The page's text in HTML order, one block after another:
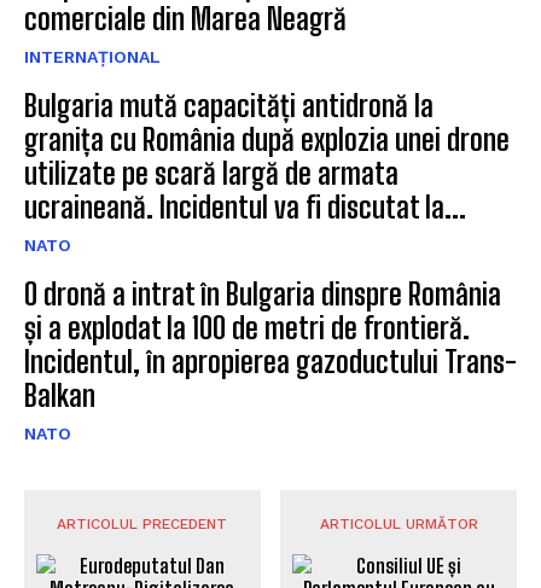
comerciale din Marea Neagră
INTERNAȚIONAL
Bulgaria mută capacități antidronă la
granița cu România după explozia unei drone
utilizate pe scară largă de armata
ucraineană. Incidentul va fi discutat la...
NATO
O dronă a intrat în Bulgaria dinspre România
și a explodat la 100 de metri de frontieră.
Incidentul, în apropierea gazoductului Trans-
Balkan
NATO
ARTICOLUL PRECEDENT ARTICOLUL URMĂTOR